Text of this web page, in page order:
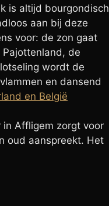
is altijd bourgondisch
aan bij deze
voor: de zon gaat
de
wordt de
en dansend
en België
in Affligem zorgt voor
oud aanspreekt. Het